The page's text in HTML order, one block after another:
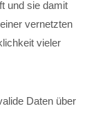
und sie damit
vernetzten
vieler
Daten über